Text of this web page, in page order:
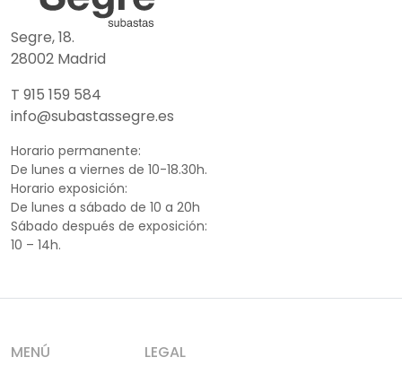
Segre, 18.
28002 Madrid
T 915 159 584
info@subastassegre.es
Horario permanente:
De lunes a viernes de 10-18.30h.
Horario exposición:
De lunes a sábado de 10 a 20h
Sábado después de exposición:
10 – 14h.
MENÚ LEGAL